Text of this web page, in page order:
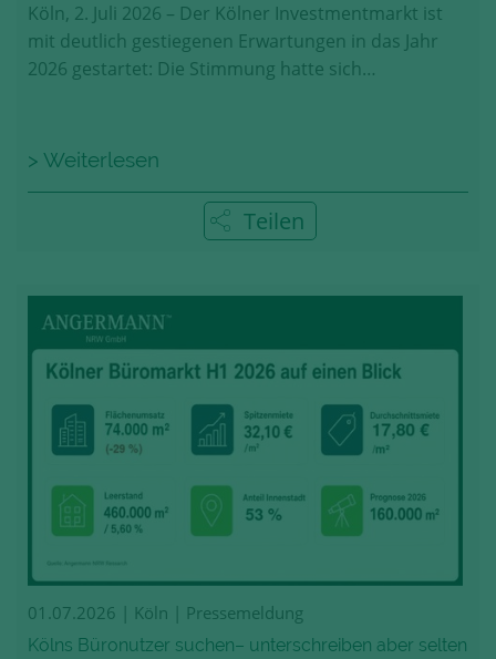
Köln, 2. Juli 2026 – Der Kölner Investmentmarkt ist
mit deutlich gestiegenen Erwartungen in das Jahr
2026 gestartet: Die Stimmung hatte sich…
> Weiterlesen
Teilen
01.07.2026 | Köln | Pressemeldung
Kölns Büronutzer suchen– unterschreiben aber selten